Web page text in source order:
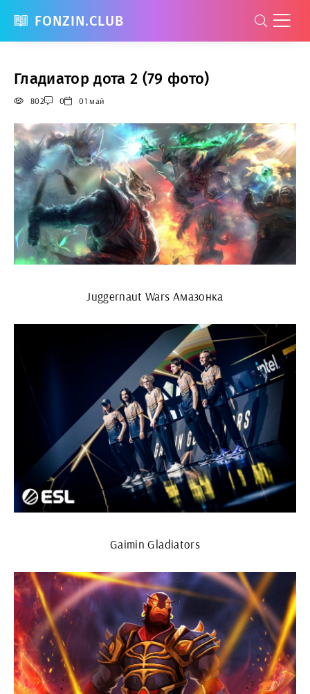
FONZIN.CLUB
Гладиатор дота 2 (79 фото)
802 0 01 май
Juggernaut Wars Амазонка
Gaimin Gladiators